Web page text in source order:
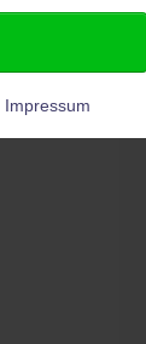
Impressum